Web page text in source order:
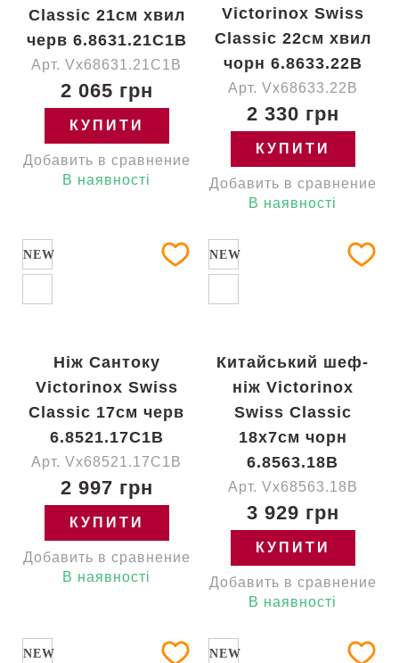
Classic 21см хвил
черв 6.8631.21C1B
Арт. Vx68631.21C1B
2 065 грн
КУПИТИ
Добавить в сравнение
В наявності
Victorinox Swiss
Classic 22см хвил
чорн 6.8633.22B
Арт. Vx68633.22B
2 330 грн
КУПИТИ
Добавить в сравнение
В наявності
NEW
Ніж Сантоку
Victorinox Swiss
Classic 17см черв
6.8521.17C1B
Арт. Vx68521.17C1B
2 997 грн
КУПИТИ
Добавить в сравнение
В наявності
NEW
Китайський шеф-
ніж Victorinox
Swiss Classic
18x7см чорн
6.8563.18B
Арт. Vx68563.18B
3 929 грн
КУПИТИ
Добавить в сравнение
В наявності
NEW NEW